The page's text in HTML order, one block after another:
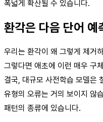
폭넓게 확산될 수 있습니다.
환각은 다음 단어 예
우리는 환각이 왜 그렇게 제거
그렇다면 애초에 이런 매우 구
결국, 대규모 사전학습 모델은
유형의 오류는 거의 보이지 않
패턴의 종류에 있습니다.